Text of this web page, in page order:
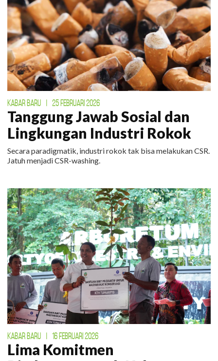
KABAR BARU 25 FEBRUARI 2026
Tanggung Jawab Sosial dan
Lingkungan Industri Rokok
Secara paradigmatik, industri rokok tak bisa melakukan CSR.
Jatuh menjadi CSR-washing.
KABAR BARU | 16 FEBRUARI 2026
Lima Komitmen